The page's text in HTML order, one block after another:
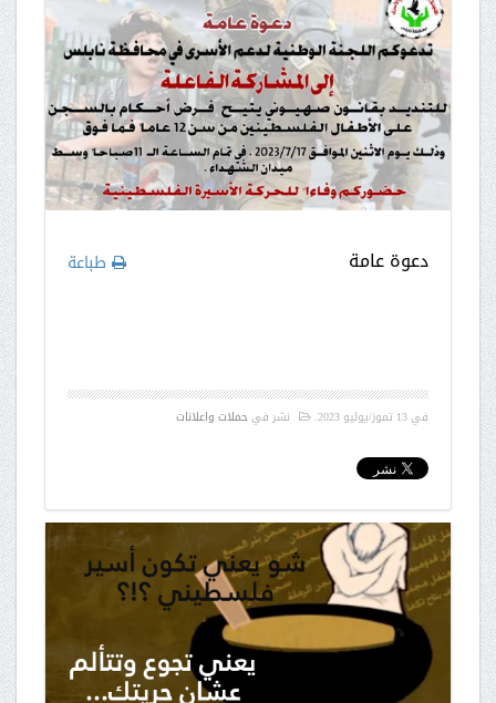
طباعة دعوة عامة
في13 تموز/يوليو 2023 . نشر في حملات واعلانات